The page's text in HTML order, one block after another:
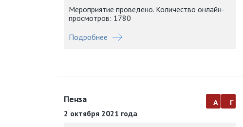
Мероприятие проведено. Количество онлайн-
просмотров: 1780
Подробнее
Пенза
2 октября 2021 года
а г